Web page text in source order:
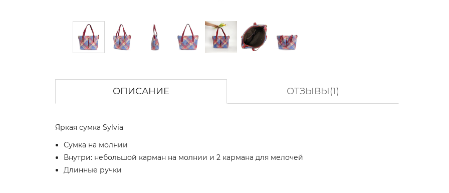
ОПИСАНИЕ ОТЗЫВЫ(1)
Яркая сумка Sylvia
Сумка на молнии
Внутри: небольшой карман на молнии и 2 кармана для мелочей
Длинные ручки